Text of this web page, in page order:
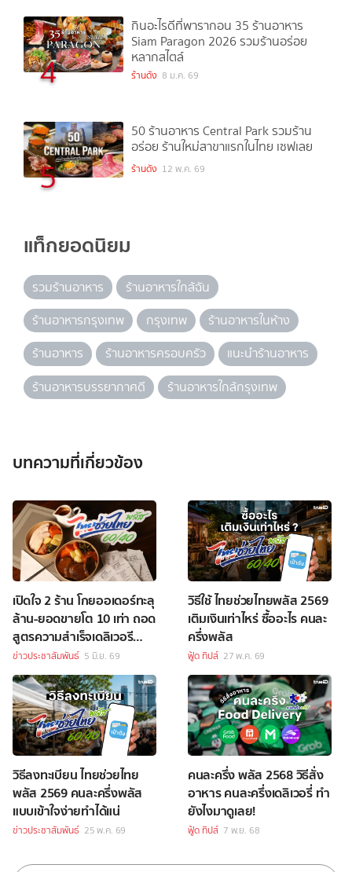
4
กินอะไรดีที่พารากอน 35 ร้านอาหาร
Siam Paragon 2026 รวมร้านอร่อย
หลากสไตล์
ร้านดัง 8 ม.ค. 69
5
50 ร้านอาหาร Central Park รวมร้าน
อร่อย ร้านใหม่สาขาแรกในไทย เซฟเลย
ร้านดัง 12 พ.ค. 69
แท็กยอดนิยม
รวมร้านอาหาร
ร้านอาหารใกล้ฉัน
ร้านอาหารกรุงเทพ
กรุงเทพ
ร้านอาหารในห้าง
ร้านอาหาร
ร้านอาหารครอบครัว
แนะนำร้านอาหาร
ร้านอาหารบรรยากาศดี
ร้านอาหารใกล้กรุงเทพ
บทความที่เกี่ยวข้อง
เปิดใจ 2 ร้าน โกยออเดอร์ทะลุ
ล้าน-ยอดขายโต 10 เท่า ถอด
สูตรความสำเร็จเดลิเวอรี
พร้อมลุย “ไทยช่วยไทยพลัส
60/40”
ข่าวประชาสัมพันธ์ 5 มิ.ย. 69
วิธีใช้ ไทยช่วยไทยพลัส 2569
เติมเงินเท่าไหร่ ซื้ออะไร คนละ
ครึ่งพลัส
ฟู้ด ทิปส์ 27 พ.ค. 69
วิธีลงทะเบียน ไทยช่วยไทย
พลัส 2569 คนละครึ่งพลัส
แบบเข้าใจง่ายทำได้แน่
ข่าวประชาสัมพันธ์ 25 พ.ค. 69
คนละครึ่ง พลัส 2568 วิธีสั่ง
อาหาร คนละครึ่งเดลิเวอรี่ ทำ
ยังไงมาดูเลย!
ฟู้ด ทิปส์ 7 พ.ย. 68